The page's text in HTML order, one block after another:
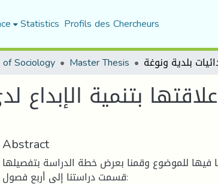
Statistics Profils des Chercheurs
Sociology Master Thesis
بتنمية الإبداع
Abstract
فيها للموضوع وقمنا بعرض خطة الدراسة بتفصيلها.
قسمت دراستنا إلى أربع فصول: